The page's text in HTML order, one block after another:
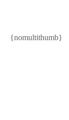
{nomultithumb}